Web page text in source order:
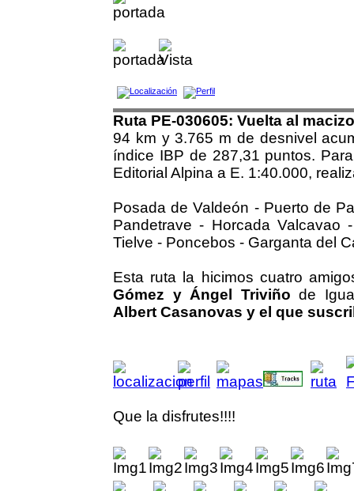
Ruta PE-030605: Vuelta al
94 km y 3.765 m de desnivel
índice IBP de 287,31 puntos.
Editorial Alpina a E. 1:40.000,
Posada de Valdeón - Puerto de
Pandetrave - Horcada
Tielve - Poncebos - Garganta del
Esta ruta la hicimos cuatro
Gómez y Ángel Triviño de
Albert Casanovas y el que
Que la disfrutes!!!!